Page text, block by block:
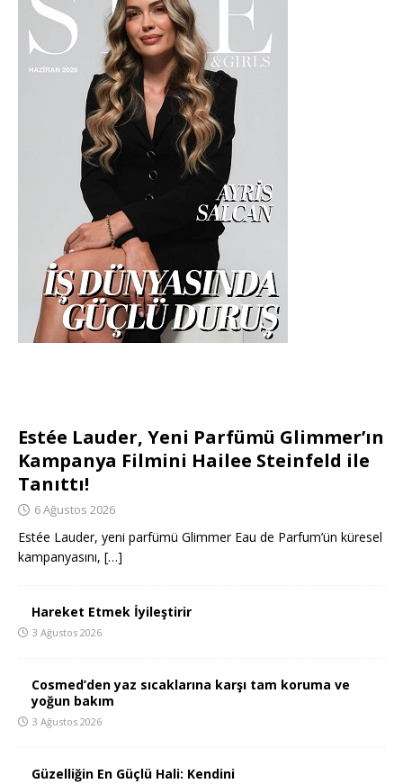
Estée Lauder, Yeni Parfümü Glimmer’ın
Kampanya Filmini Hailee Steinfeld ile
Tanıttı!
6 Ağustos 2026
Estée Lauder, yeni parfümü Glimmer Eau de Parfum’ün küresel
kampanyasını, […]
Hareket Etmek İyileştirir
3 Ağustos 2026
Cosmed’den yaz sıcaklarına karşı tam koruma ve
yoğun bakım
3 Ağustos 2026
Güzelliğin En Güçlü Hali: Kendini